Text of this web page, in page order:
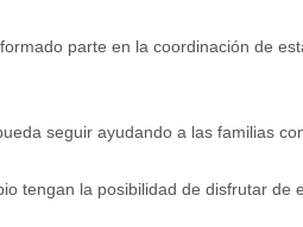
parte en la coordinación de
seguir ayudando a las familias
tengan la posibilidad de disfrutar de